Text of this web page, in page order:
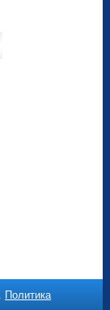
Политика